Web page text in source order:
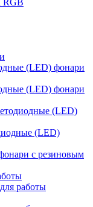
RGB
(LED) фонари
(LED) фонари
(LED)
(LED)
с резиновым
работы